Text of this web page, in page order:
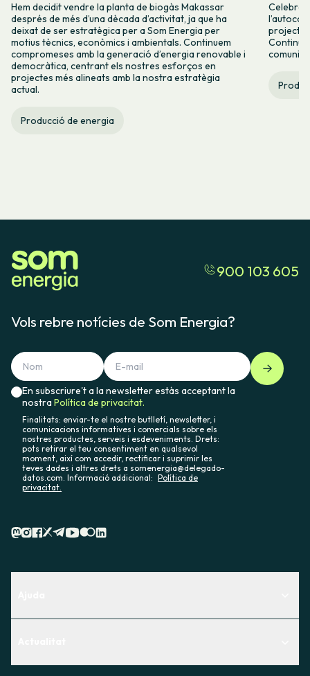
Hem decidit vendre la planta de biogàs Makassar
després de més d’una dècada d’activitat, ja que ha
deixat de ser estratègica per a Som Energia per
motius tècnics, econòmics i ambientals. Continuem
compromeses amb la generació d’energia renovable i
democràtica, centrant els nostres esforços en
projectes més alineats amb la nostra estratègia
actual.
Producció de energia
900 103 605
Vols rebre notícies de Som Energia?
En subscriure't a la newsletter estàs acceptant la
nostraPolítica de privacitat.
Finalitats: enviar-te el nostre butlletí, newsletter, i
comunicacions informatives i comercials sobre els
nostres productes, serveis i esdeveniments. Drets:
pots retirar el teu consentiment en qualsevol
moment, així com accedir, rectificar i suprimir les
teves dades i altres drets a somenergia@delegado-
datos.com. Informació addicional: Política de
privacitat.